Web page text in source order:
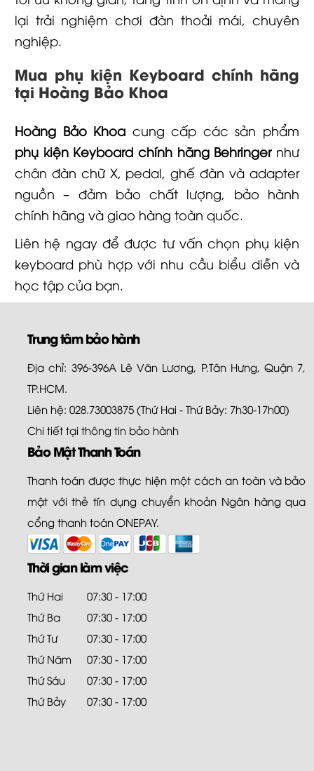
lại trải nghiệm chơi đàn thoải mái, chuyên
nghiệp.
Mua phụ kiện Keyboard chính hãng
tại Hoàng Bảo Khoa
Hoàng Bảo Khoa cung cấp các sản phẩm
phụ kiện Keyboard chính hãng Behringernhư
chân đàn chữ X, pedal, ghế đàn và adapter
nguồn – đảm bảo chất lượng, bảo hành
chính hãng và giao hàng toàn quốc.
Liên hệ ngayđể được tư vấn chọn phụ kiện
keyboard phù hợp với nhu cầu biểu diễn và
học tập của bạn.
Trung tâm bảo hành
Địa chỉ: 396-396A Lê Văn Lương, P.Tân Hưng, Quận 7,
TP.HCM.
Liên hệ: 028.73003875 (Thứ Hai - Thứ Bảy: 7h30-17h00)
Chi tiết tại thông tin bảo hành
Bảo Mật Thanh Toán
Thanh toán được thực hiện một cách an toàn và bảo
mật với thẻ tín dụng chuyển khoản Ngân hàng qua
cổng thanh toán ONEPAY.
Thời gian làm việc
Thứ Hai
07:30 - 17:00
Thứ Ba
07:30 - 17:00
Thứ Tư
07:30 - 17:00
Thứ Năm
07:30 - 17:00
Thứ Sáu
07:30 - 17:00
Thứ Bảy
07:30 - 17:00